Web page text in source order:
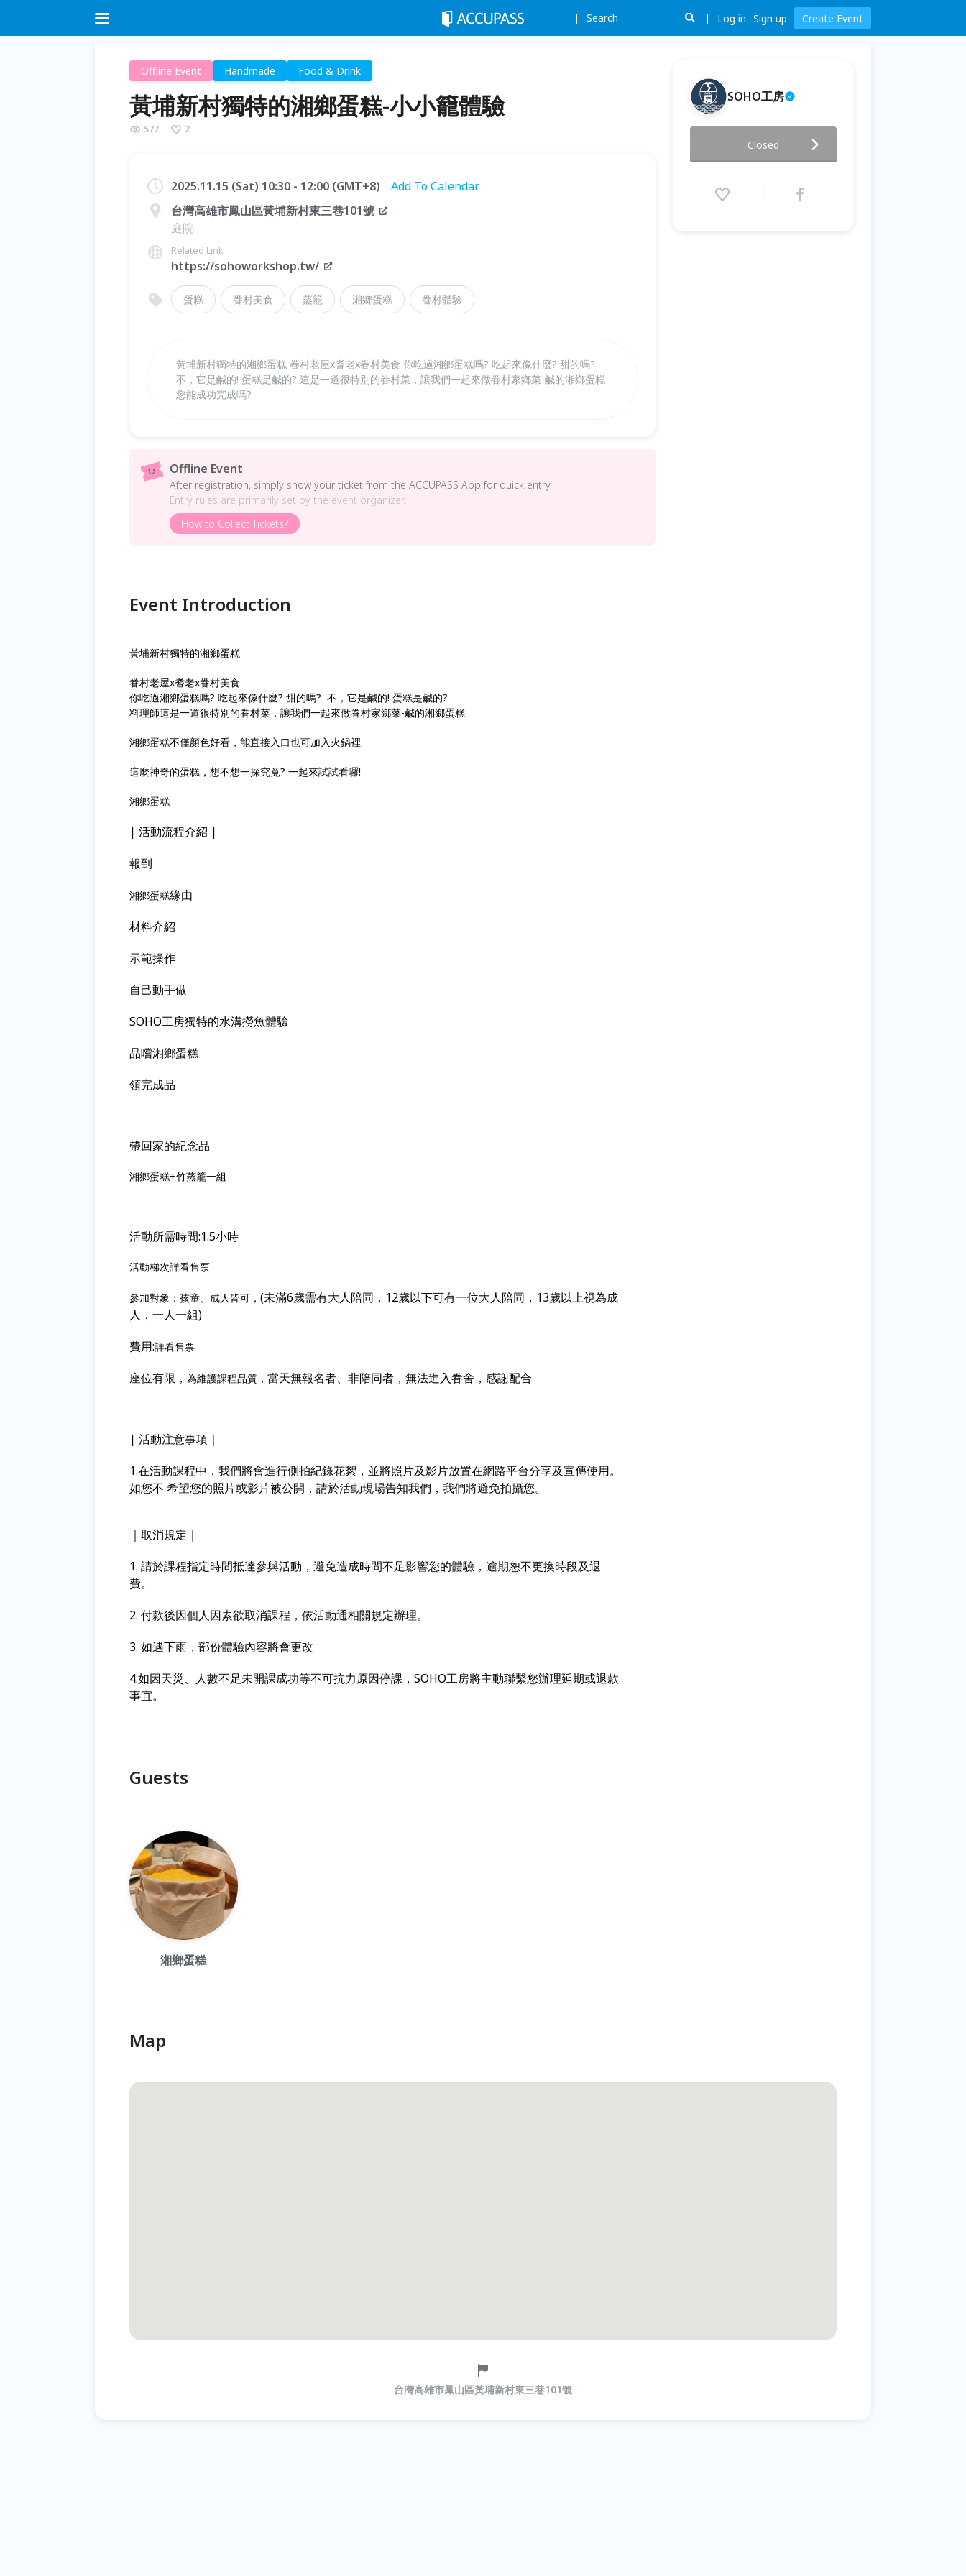
Search Log in Sign up Create Event
Offline Event Handmade Food & Drink
黃埔新村獨特的湘鄉蛋糕-小小籠體驗
577 2
2025.11.15 (Sat) 10:30 - 12:00 (GMT+8)
Add To Calendar
台灣高雄市鳳山區黃埔新村東三巷101號
庭院
Related Link
https://sohoworkshop.tw/
蛋糕 眷村美食 蒸籠 湘鄉蛋糕 眷村體驗
黃埔新村獨特的湘鄉蛋糕 眷村老屋x耆老x眷村美食 你吃過湘鄉蛋糕嗎? 吃起來像什麼? 甜的嗎?
不，它是鹹的! 蛋糕是鹹的? 這是一道很特別的眷村菜，讓我們一起來做眷村家鄉菜-鹹的湘鄉蛋糕
您能成功完成嗎?
Offline Event
After registration, simply show your ticket from the ACCUPASS App for quick entry.
Entry rules are primarily set by the event organizer.
How to Collect Tickets?
Event Introduction
黃埔新村獨特的湘鄉蛋糕
眷村老屋x耆老x眷村美食
你吃過湘鄉蛋糕嗎? 吃起來像什麼? 甜的嗎? 不，它是鹹的! 蛋糕是鹹的?
料理師這是一道很特別的眷村菜，讓我們一起來做眷村家鄉菜-鹹的湘鄉蛋糕
湘鄉蛋糕不僅顏色好看，能直接入口也可加入火鍋裡
這麼神奇的蛋糕，想不想一探究竟? 一起來試試看囉!
湘鄉蛋糕
| 活動流程介紹 |
報到
湘鄉蛋糕緣由
材料介紹
示範操作
自己動手做
SOHO工房獨特的水溝撈魚體驗
品嚐湘鄉蛋糕
領完成品
帶回家的紀念品
湘鄉蛋糕+竹蒸籠一組
活動所需時間:1.5小時
活動梯次詳看售票
參加對象：孩童、成人皆可， (未滿6歲需有大人陪同，12歲以下可有一位大人陪同，13歲以上視為成
人，一人一組)
費用:詳看售票
座位有限， 為維護課程品質， 當天無報名者、非陪同者，無法進入眷舍，感謝配合
| 活動注意事項｜
1.在活動課程中，我們將會進行側拍紀錄花絮，並將照片及影片放置在網路平台分享及宣傳使用。
如您不 希望您的照片或影片被公開，請於活動現場告知我們，我們將避免拍攝您。
｜取消規定｜
1. 請於課程指定時間抵達參與活動，避免造成時間不足影響您的體驗，逾期恕不更換時段及退
費。
2. 付款後因個人因素欲取消課程，依活動通相關規定辦理。
3. 如遇下雨，部份體驗內容將會更改
4.如因天災、人數不足未開課成功等不可抗力原因停課，SOHO工房將主動聯繫您辦理延期或退款
事宜。
SOHO工房
2025.11.15 (Sat) 10:30 - 12:00
Closed
Guests
湘鄉蛋糕
Map
台灣高雄市鳳山區黃埔新村東三巷101號